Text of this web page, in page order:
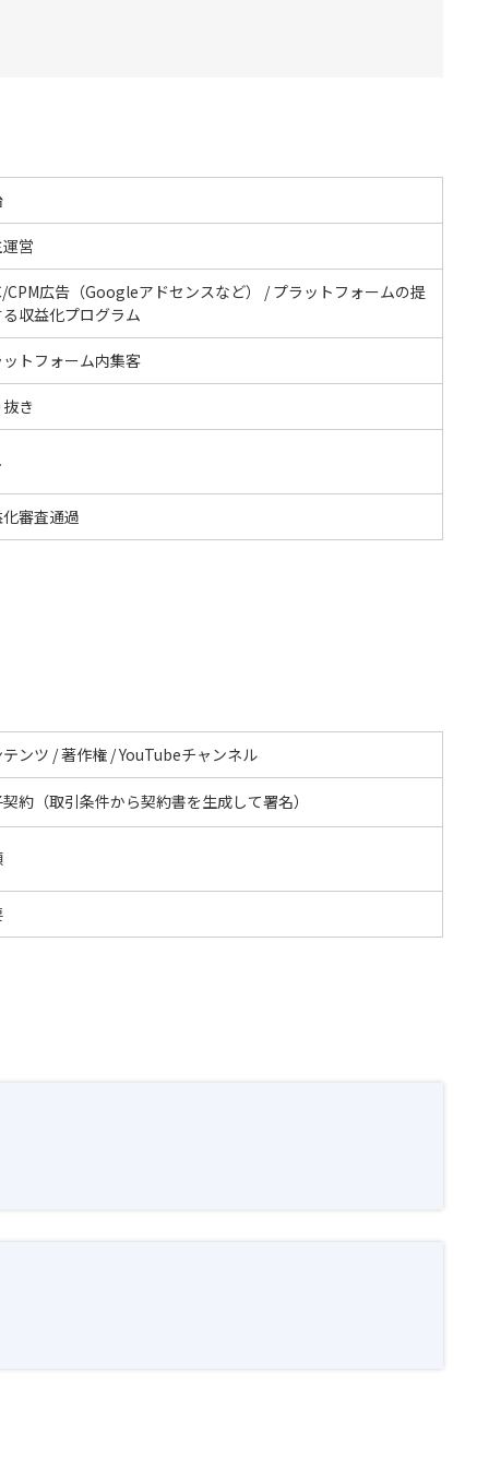
営
CPM広告（Googleアドセンスなど） / プラットフォームの提
収益化プログラム
ットフォーム内集客
き
審査通過
テンツ / 著作権 / YouTubeチャンネル
約（取引条件から契約書を生成して署名）